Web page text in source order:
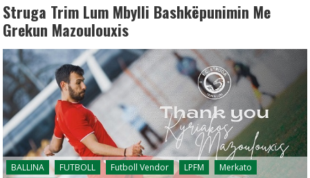
Struga Trim Lum Mbylli Bashkëpunimin Me
Grekun Mazoulouxis
BALLINA FUTBOLL Futboll Vendor LPFM
Merkato